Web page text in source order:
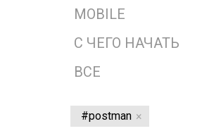
MOBILE
С ЧЕГО НАЧАТЬ
ВСЕ
#postman